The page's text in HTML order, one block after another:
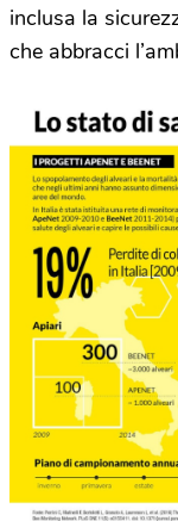
inclusa la
che abbracci